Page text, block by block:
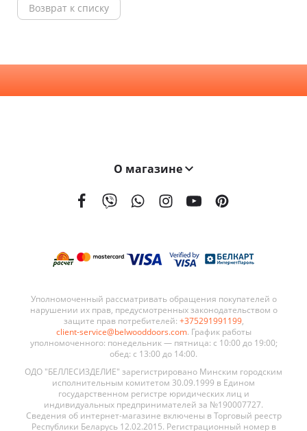
Возврат к списку
О магазине
Уполномоченный рассматривать обращения покупателей о
нарушении их прав, предусмотренных законодательством о
защите прав потребителей: +375291991199,
client-service@belwooddoors.com. График работы
уполномоченного: понедельник — пятница: с 10:00 до 19:00;
обед: с 13:00 до 14:00.
ОДО "БЕЛЛЕСИЗДЕЛИЕ" зарегистрировано Минским городским
исполнительным комитетом 30.09.1999 в Едином
государственном регистре юридических лиц и
индивидуальных предпринимателей за №190007727.
Сведения об интернет-магазине включены в Торговый реестр
Республики Беларусь 12.02.2015. Регистрационный номер в